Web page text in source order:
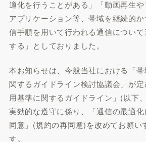
適化を行うことがある」「動画再生
アプリケーション等、帯域を継続的
信手順を用いて行われる通信につい
する」としておりました。
本お知らせは、今般当社における「
関するガイドライン検討協議会」が
用基準に関するガイドライン」(以下
実効的な遵守に係り、「通信の最適
同意」(規約の再同意)を改めてお願い
す。